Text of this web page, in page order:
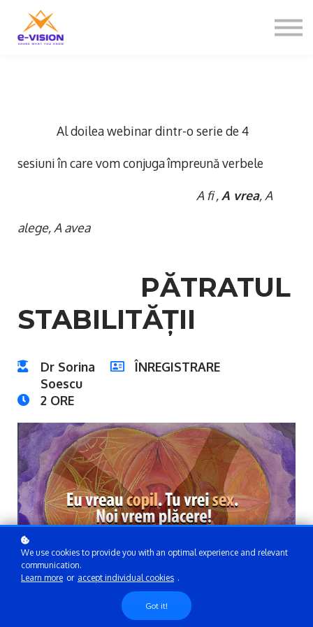
Al doilea webinar dintr-o serie de 4
sesiuni în care vom conjuga împreună verbele
A fi ,A vrea, A
alege, A avea
PĂTRATUL
STABILITĂȚII
Dr Sorina
Soescu
ÎNREGISTRARE
2 ORE
Înscrie-te!lei150
We use cookies to provide you with an optimal experience and relevant
communication.
Learn more or accept individual cookies .
Got it!